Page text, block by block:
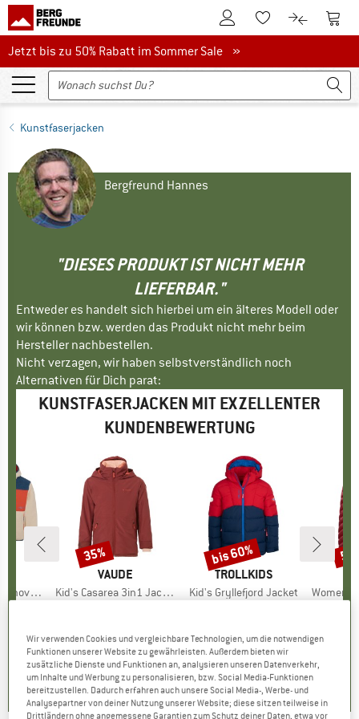
Zum KundenkontoZum Merkzettel.
Zum Zum
Jetzt bis zu 50% Rabatt im Sommer Sale
Jetzt bis zu 50% Rabatt im Sommer Sale »
Kunstfaserjacken
Bergfreund Hannes
"DIESES PRODUKT IST NICHT MEHR
LIEFERBAR."
Entweder es handelt sich hierbei um ein älteres Modell oder
wir können bzw. werden das Produkt nicht mehr beim
Hersteller nachbestellen.
Nicht verzagen, wir haben selbstverständlich noch
Alternativen für Dich parat:
KUNSTFASERJACKEN MIT EXZELLENTER
KUNDENBEWERTUNG
Jacket
1
)
MARKE
VAUDE
Artikel
Kid's Casarea 3in1 Jacket II
CHF 126.72
5.0(7)
Rabatt
35%
MARKE
TROLLKIDS
Artikel
Kid's Gryllefjord Jacket
CHF 35.18
+5
5.0(25)
Rabatt
bis 60%
Artikel
Women's
Wir verwenden Cookies und vergleichbare Technologien, um die notwendigen
Funktionen unserer Website zu gewährleisten. Außerdem bieten wir
zusätzliche Dienste und Funktionen an, analysieren unseren Datenverkehr,
um Inhalte und Werbung zu personalisieren, bzw. Social Media-Funktionen
bereitzustellen. Dadurch erfahren auch unsere Social Media-, Werbe- und
Analysepartner von deiner Nutzung unserer Website; diese sitzen teilweise in
Drittländern ohne angemessene Garantien zum Schutz deiner Daten, etwa vor